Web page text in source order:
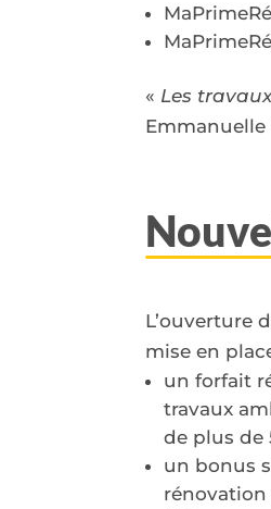
« Les
L’ouverture
mise en
un forfait
travaux
de plus de
un bonus